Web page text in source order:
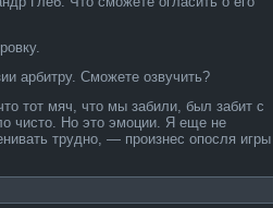
арбитру. Сможете озвучить?
тот мяч, что мы забили, был забит с
чисто. Но это эмоции. Я еще не
трудно, — произнес опосля игры